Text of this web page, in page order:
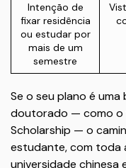
Intenção de
fixar residência
ou estudar por
mais de um
semestre
Se o seu plano é
doutorado — como o
Scholarship — o
estudante, com toda
universidade chinesa